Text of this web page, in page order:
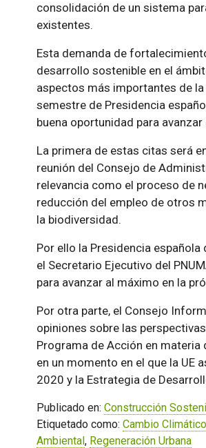
consolidación de un sistema
existentes.
Esta demanda de
desarrollo sostenible en el
aspectos más importantes de
semestre de Presidencia
buena oportunidad para
La primera de estas citas será
reunión del Consejo de
relevancia como el proceso de
reducción del empleo de otros
la biodiversidad.
Por ello la Presidencia
el Secretario Ejecutivo del
para avanzar al máximo en la
Por otra parte, el Consejo
opiniones sobre las
Programa de Acción en materia
en un momento en el que la UE
2020 y la Estrategia de
Publicado en: Construcción
Etiquetado como: Cambio Climático
Ambiental, Regeneración Urbana